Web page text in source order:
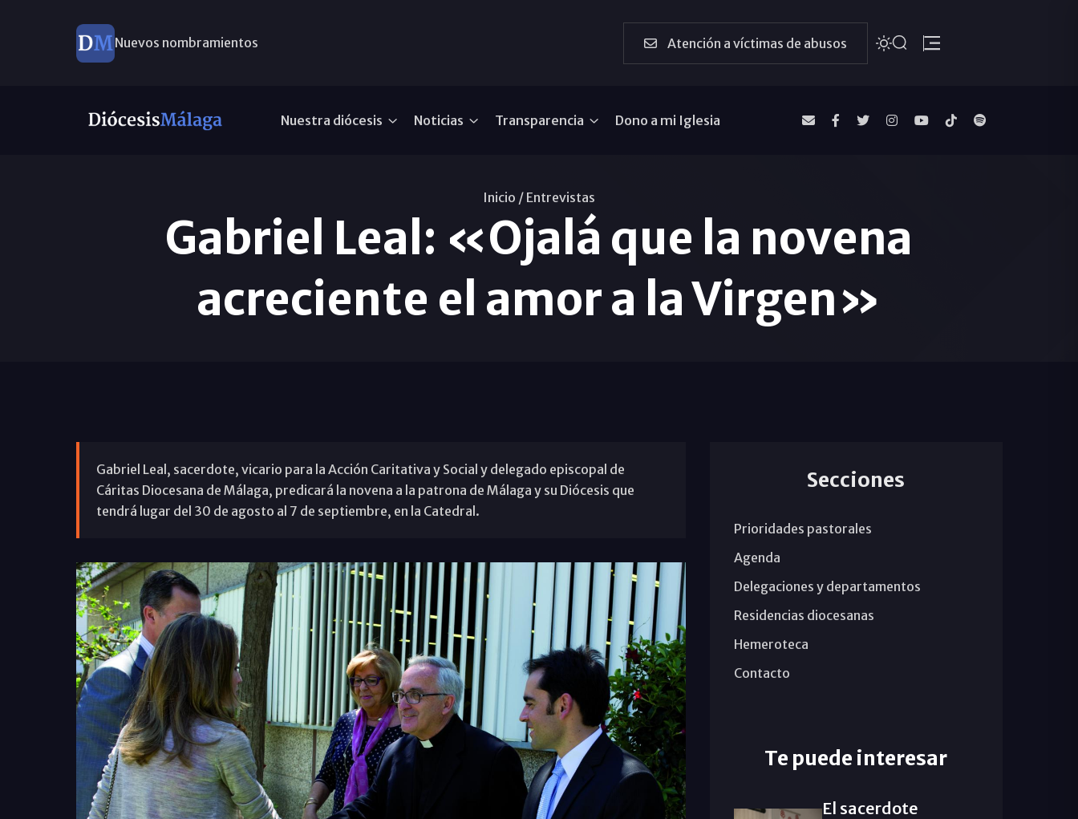
Nuevos nombramientos Atención a víctimas de abusos
Nuestra diócesis Noticias Transparencia Dono a mi Iglesia
Inicio / Entrevistas
Gabriel Leal: «Ojalá que la novena
acreciente el amor a la Virgen»
Gabriel Leal, sacerdote, vicario para la Acción Caritativa y Social y delegado episcopal de
Cáritas Diocesana de Málaga, predicará la novena a la patrona de Málaga y su Diócesis que
tendrá lugar del 30 de agosto al 7 de septiembre, en la Catedral.
Secciones
Prioridades pastorales
Agenda
Delegaciones y departamentos
Residencias diocesanas
Hemeroteca
Contacto
Te puede interesar
El sacerdote